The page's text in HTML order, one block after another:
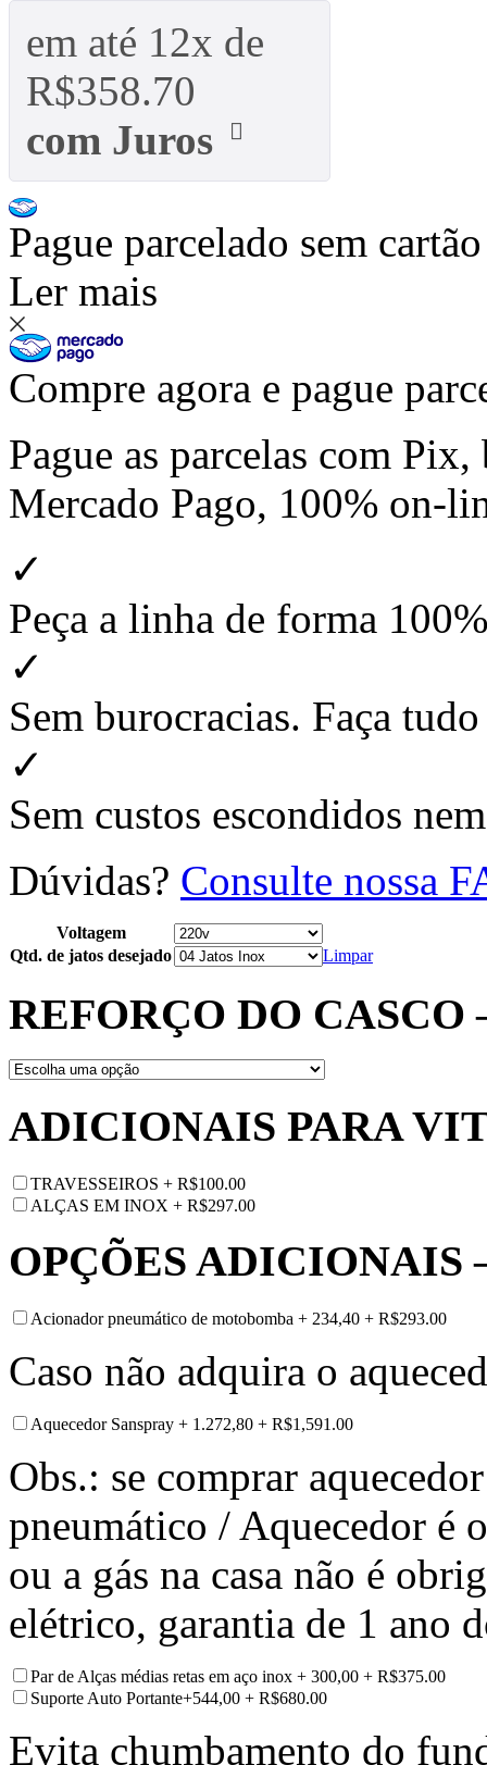
em até 12x de
R$358.70
com Juros
Pague parcelado sem cartão
Ler mais
Compre agora e pague
Pague as parcelas com
Mercado Pago, 100% on-
✓
Peça a linha de forma
✓
Sem burocracias. Faça
✓
Sem custos escondidos
Dúvidas? Consulte nossa
Voltagem
Qtd. de jatos desejado
Limpar
REFORÇO DO CASCO
ADICIONAIS PARA
TRAVESSEIROS + R$100.00
ALÇAS EM INOX + R$297.00
OPÇÕES ADICIONAIS
Acionador pneumático de motobomba + 234,40 + R$293.00
Caso não adquira o
Aquecedor Sanspray + 1.272,80 + R$1,591.00
Obs.: se comprar
pneumático / Aquecedor é
ou a gás na casa não é
elétrico, garantia de 1 ano
Par de Alças médias retas em aço inox + 300,00 + R$375.00
Suporte Auto Portante+544,00 + R$680.00
Evita chumbamento do